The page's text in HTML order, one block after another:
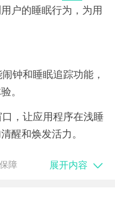
户的睡眠行为，为用
钟和睡眠追踪功能，
。
口，让应用程序在浅睡
醒和焕发活力。
音记录
、统计和趋势分
障 展开内容